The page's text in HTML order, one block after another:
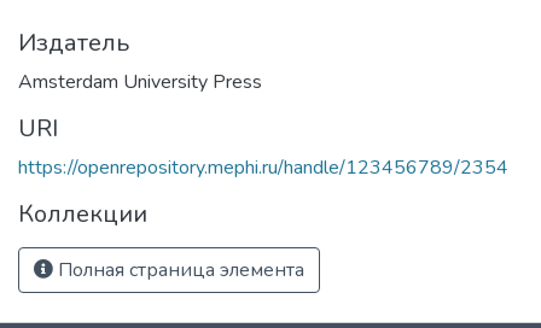
Издатель
Amsterdam University Press
URI
https://openrepository.mephi.ru/handle/123456789/2354
Коллекции
Полная страница элемента